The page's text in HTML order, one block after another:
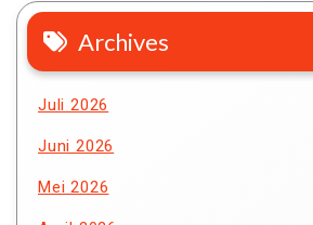
Archives
Juli 2026
Juni 2026
Mei 2026